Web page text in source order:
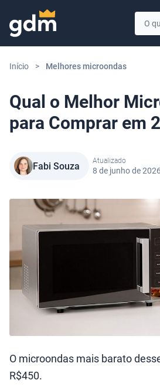
Skip to content
Início > Melhores microondas
Qual o Melhor
para Comprar em
Fabi Souza Atualizado
8 de junho de 2026
O microondas mais barato
R$450.